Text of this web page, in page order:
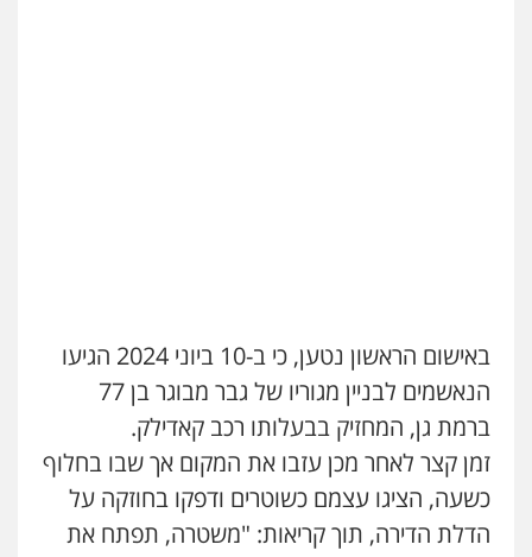
אייל בן שושן, עורך דין פלילי
פלילי מעצרים וחקירות פשיעה חמורה
נוער רישום פלילי
0522763105
עו"ד שלומי שרון
פלילי צבאי מעצרים וחקירות
0547342002
באישום הראשון נטען, כי ב-10 ביוני 2024 הגיעו
הנאשמים לבניין מגוריו של גבר מבוגר בן 77
ברמת גן, המחזיק בבעלותו רכב קאדילק.
זמן קצר לאחר מכן עזבו את המקום אך שבו בחלוף
כשעה, הציגו עצמם כשוטרים ודפקו בחוזקה על
הדלת הדירה, תוך קריאות: "משטרה, תפתח את